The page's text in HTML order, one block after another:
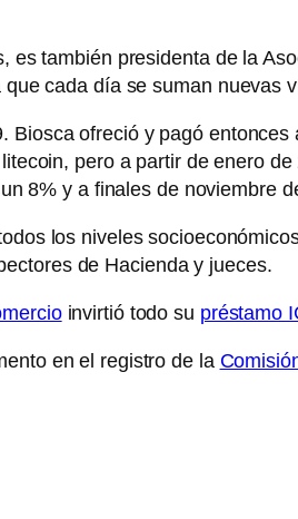
es también presidenta de la
cada día se suman nuevas
Biosca ofreció y pagó
pero a partir de enero
8% y a finales de noviembre
los niveles
de Hacienda y jueces.
invirtió todo su préstamo
en el registro de la